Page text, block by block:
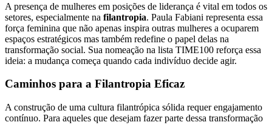
A presença de mulheres em posições de liderança é vital em todos os
setores, especialmente na filantropia. Paula Fabiani representa essa
força feminina que não apenas inspira outras mulheres a ocuparem
espaços estratégicos mas também redefine o papel delas na
transformação social. Sua nomeação na lista TIME100 reforça essa
ideia: a mudança começa quando cada indivíduo decide agir.
Caminhos para a Filantropia Eficaz
A construção de uma cultura filantrópica sólida requer engajamento
contínuo. Para aqueles que desejam fazer parte dessa transformação